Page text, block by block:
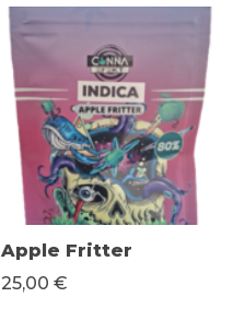
Apple Fritter
25,00 €